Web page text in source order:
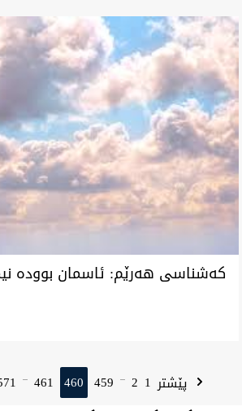
پێشتر 1
2
...
459
460
461
...